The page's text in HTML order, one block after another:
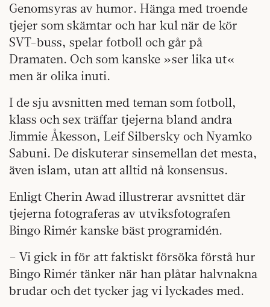
Genomsyras av humor. Hänga med troende
tjejer som skämtar och har kul när de kör
SVT-buss, spelar fotboll och går på
Dramaten. Och som kanske »ser lika ut«
men är olika inuti.
I de sju avsnitten med teman som fotboll,
klass och sex träffar tjejerna bland andra
Jimmie Åkesson, Leif Silbersky och Nyamko
Sabuni. De diskuterar sinsemellan det mesta,
även islam, utan att alltid nå konsensus.
Enligt Cherin Awad illustrerar avsnittet där
tjejerna fotograferas av utviksfotografen
Bingo Rimér kanske bäst programidén.
– Vi gick in för att faktiskt försöka förstå hur
Bingo Rimér tänker när han plåtar halvnakna
brudar och det tycker jag vi lyckades med.